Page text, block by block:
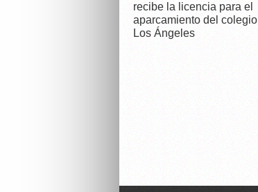
recibe la licencia para el
aparcamiento del colegio
Los Ángeles